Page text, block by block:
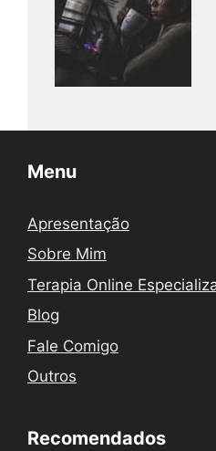
Menu
Apresentação
Sobre Mim
Terapia Online
Blog
Fale Comigo
Outros
Recomendados